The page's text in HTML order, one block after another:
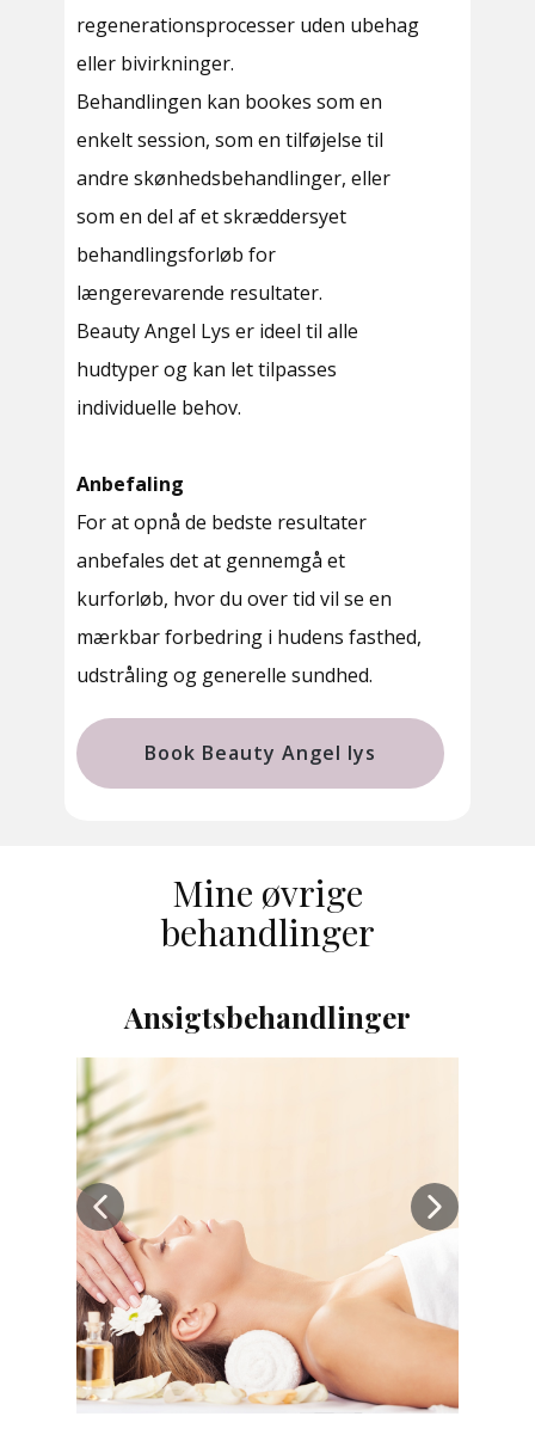
regenerationsprocesser uden ubehag
eller bivirkninger.
Behandlingen kan bookes som en
enkelt session, som en tilføjelse til
andre skønhedsbehandlinger, eller
som en del af et skræddersyet
behandlingsforløb for
længerevarende resultater.
Beauty Angel Lys er ideel til alle
hudtyper og kan let tilpasses
individuelle behov.
Anbefaling
For at opnå de bedste resultater
anbefales det at gennemgå et
kurforløb, hvor du over tid vil se en
mærkbar forbedring i hudens fasthed,
udstråling og generelle sundhed.
Book Beauty Angel lys
Mine øvrige
behandlinger
Ansigtsbehandlinger